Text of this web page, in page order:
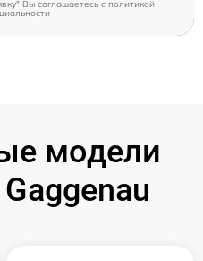
Вы соглашаетесь c политикой
модели